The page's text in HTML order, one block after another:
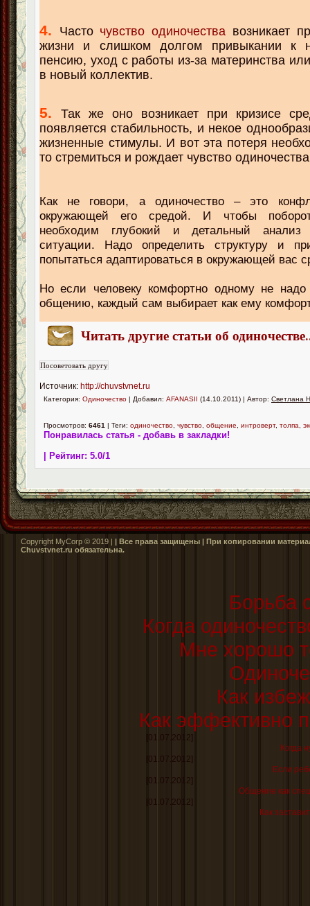
4. Часто чувство одиночества возникает
жизни и слишком долгом привыкании к
пенсию, уход с работы из-за материнства
в новый коллектив.
5. Так же оно возникает при кризисе
появляется стабильность, и некое
жизненные стимулы. И вот эта потеря
то стремиться и рождает чувство
Как не говори, а одиночество – это
окружающей его средой. И чтобы
необходим глубокий и детальный анализ
ситуации. Надо определить структуру и
попытаться адаптироваться в окружающей вас
Но если человеку комфортно одному не надо
общению, каждый сам выбирает как ему
Читать другие статьи об одиночестве
Источник: http://chuvstvnet.ru
Категория: Одиночество | Добавил: AFANASII (14.10.2011) | Автор: Светлана
Просмотров: 6461 | Теги: одиночество чувство общение интроверт, толпа
Понравилась статья - добавь в закладки!
| Рейтинг: 5.0/1
Copyright MyCorp © 2019 | | Все права защищены | При копировании
Сhuvstvnet.ru обязательна.
Борьба
Когда
Мне хорошо
Как
Как эффективно
[01.07.2012]
Когда
[01.07.2012]
Если
[01.07.2012]
Общение как
[01.07.2012]
Как